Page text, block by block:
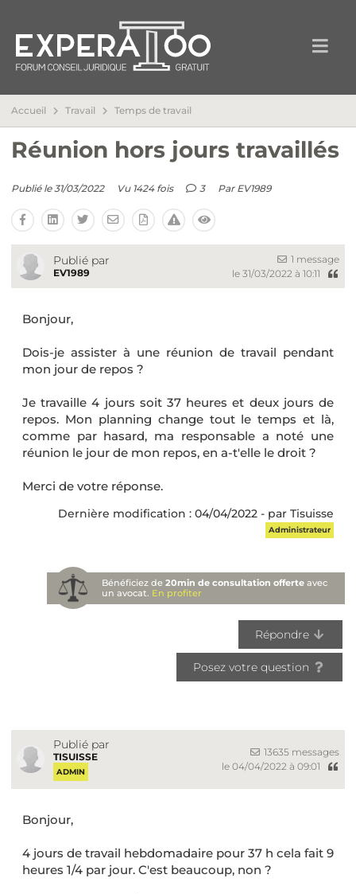
Accueil Travail Temps de travail
Réunion hors jours travaillés
Publié le 31/03/2022 Vu 1424 fois 3 Par EV1989
Publié par
EV1989
1 message
le 31/03/2022 à 10:11
Bonjour,
Dois-je assister à une réunion de travail pendant
mon jour de repos ?
Je travaille 4 jours soit 37 heures et deux jours de
repos. Mon planning change tout le temps et là,
comme par hasard, ma responsable a noté une
réunion le jour de mon repos, en a-t'elle le droit ?
Merci de votre réponse.
Dernière modification : 04/04/2022 - par Tisuisse
Administrateur
Bénéficiez de20min de consultation offerte avec
un avocat. En profiter
Répondre
Posez votre question
Publié par
TISUISSE
ADMIN
13635 messages
le 04/04/2022 à 09:01
Bonjour,
4 jours de travail hebdomadaire pour 37 h cela fait 9
heures 1/4 par jour. C'est beaucoup, non ?